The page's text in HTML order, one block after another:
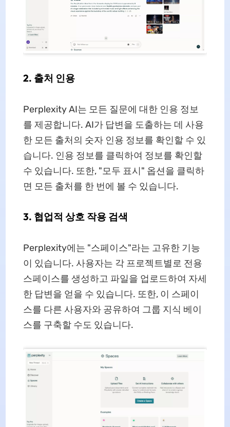
2. 출처 인용
Perplexity AI는 모든 질문에 대한 인용 정보
를 제공합니다. AI가 답변을 도출하는 데 사용
한 모든 출처의 숫자 인용 정보를 확인할 수 있
습니다. 인용 정보를 클릭하여 정보를 확인할
수 있습니다. 또한, "모두 표시" 옵션을 클릭하
면 모든 출처를 한 번에 볼 수 있습니다.
3. 협업적 상호 작용 검색
Perplexity에는 "스페이스"라는 고유한 기능
이 있습니다. 사용자는 각 프로젝트별로 전용
스페이스를 생성하고 파일을 업로드하여 자세
한 답변을 얻을 수 있습니다. 또한, 이 스페이
스를 다른 사용자와 공유하여 그룹 지식 베이
스를 구축할 수도 있습니다.